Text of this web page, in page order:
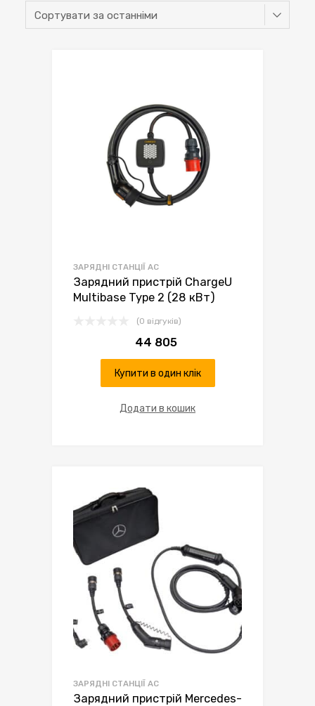
ЗАРЯДНІ СТАНЦІЇ AC
Зарядний пристрій ChargeU
Multibase Type 2 (28 кВт)
(0 відгуків)
44 805
Купити в один клік
Додати в кошик
ЗАРЯДНІ СТАНЦІЇ AC
Зарядний пристрій Mercedes-